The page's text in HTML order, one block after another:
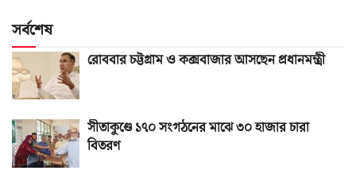
সর্বশেষ
রোববার চট্টগ্রাম ও কক্সবাজার আসছেন প্রধানমন্ত্রী
সীতাকুণ্ডে ১৭০ সংগঠনের মাঝে ৩০ হাজার চারা
বিতরণ